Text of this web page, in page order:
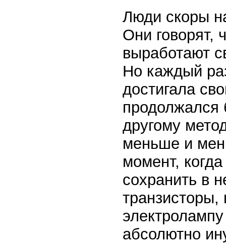
Люди скоры
Они говорят,
выработают
Но каждый
достигала
продолжался
другому
меньше и
момент,
сохранить в
транзисторы,
абсолютно